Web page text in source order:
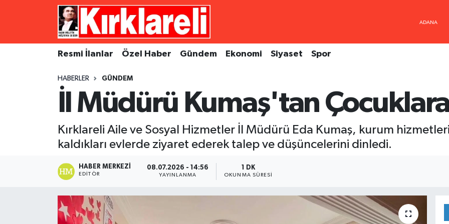
Resmi İlanlar Özel Haber Gündem Ekonomi Siyaset Spor
HABERLER GÜNDEM
İl Müdürü Kumaş'tan
Kırklareli Aile ve Sosyal Hizmetler İl Müdürü Eda Kumaş, kurum
kaldıkları evlerde ziyaret ederek talep ve düşüncelerini dinledi.
HABER MERKEZI
EDITÖR
08.07.2026 - 14:56
YAYINLANMA
1 DK
OKUNMA SÜRESI
Resmi İlanlar
Gündem
Ekonomi
Kültür Sanat
Magazin
Gizlilik Sözleşmesi
Merkez Nöbetçi Eczaneler
Merkez Trafik Yoğunluk Haritası
Süper Lig Puan Durumu ve Fikstür
Tüm Manşetler
Son Dakika Haberleri